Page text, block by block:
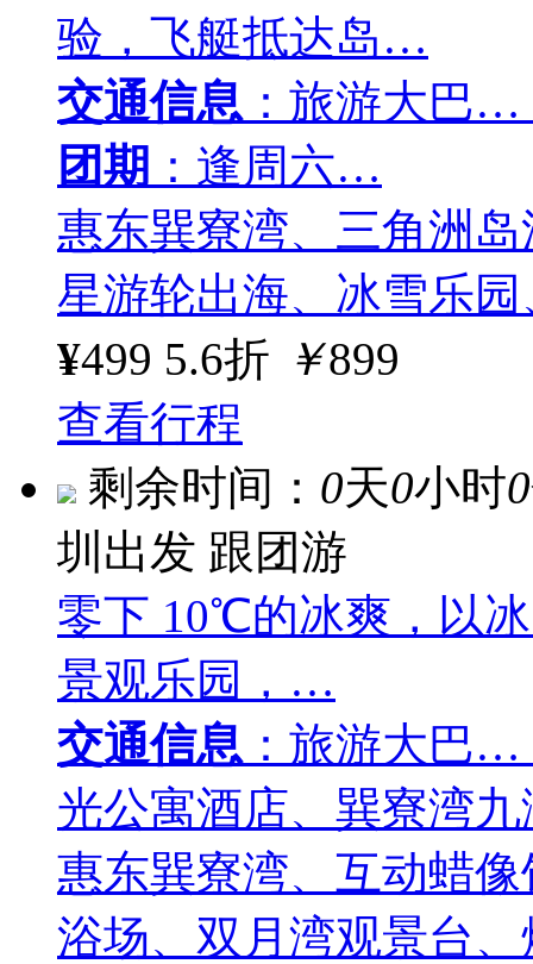
验，飞艇抵达岛…
交通信息 ：旅游大巴…
团期 ：逢周六…
惠东巽寮湾、三角洲
星游轮出海、冰雪乐
¥499 5.6折 ￥899
查看行程
剩余时间： 0天0小时0
圳出发 跟团游
零下 10℃的冰爽，以
景观乐园，…
交通信息 ：旅游大巴…
光公寓酒店、巽寮湾
惠东巽寮湾、互动蜡
浴场、双月湾观景台